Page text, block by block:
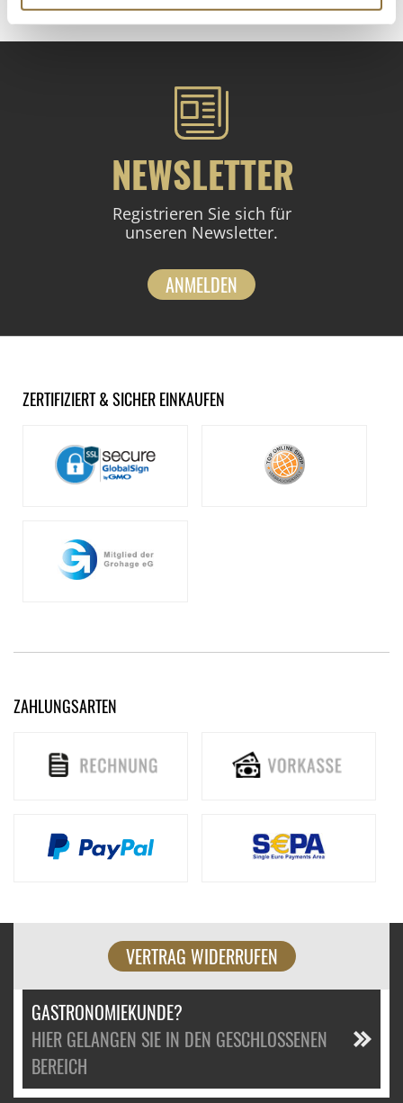
NEWSLETTER
Registrieren Sie sich für
unseren Newsletter.
ANMELDEN
ZERTIFIZIERT & SICHER EINKAUFEN
ZAHLUNGSARTEN
VERTRAG WIDERRUFEN
GASTRONOMIEKUNDE?
HIER GELANGEN SIE IN DEN GESCHLOSSENEN
BEREICH